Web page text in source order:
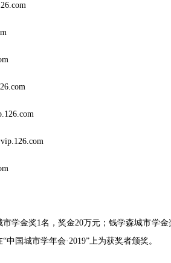
学金奖1名，奖金20万元；钱学森城市学
国城市学年会·2019”上为获奖者颁奖。